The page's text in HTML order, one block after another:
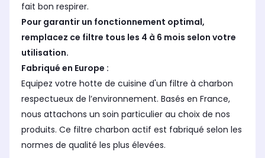
fait bon respirer.
Pour garantir un fonctionnement optimal,
remplacez ce filtre tous les 4 à 6 mois selon votre
utilisation.
Fabriqué en Europe :
Equipez votre hotte de cuisine d'un filtre à charbon
respectueux de l’environnement. Basés en France,
nous attachons un soin particulier au choix de nos
produits. Ce filtre charbon actif est fabriqué selon les
normes de qualité les plus élevées.